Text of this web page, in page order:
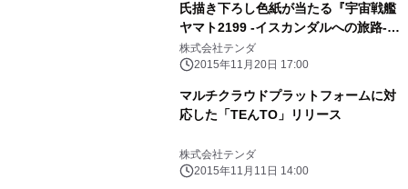
氏描き下ろし色紙が当たる『宇宙戦艦
ヤマト2199 -イスカンダルへの旅路-』
mixiゲーム限定“リアルガチャ”実施！
株式会社テンダ
2015年11月20日 17:00
マルチクラウドプラットフォームに対
応した「TEんTO」リリース
株式会社テンダ
2015年11月11日 14:00